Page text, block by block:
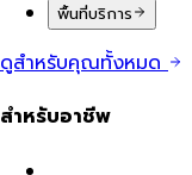
พื้นที่บริการ
ดูสำหรับคุณทั้งหมด
สำหรับอาชีพ